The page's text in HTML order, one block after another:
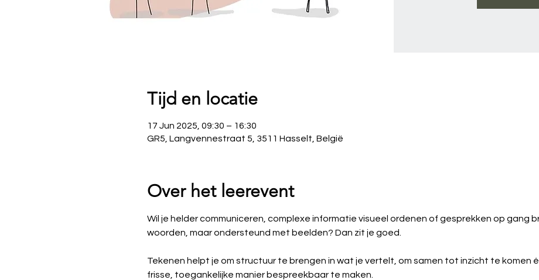
Tijd en locatie
17 Jun 2025, 09:30 – 16:30
GR5, Langvennestraat 5, 3511 Hasselt, België
Over het leerevent
Wil je helder communiceren, complexe informatie visueel ordenen of gesprekken op gang
woorden, maar ondersteund met beelden? Dan zit je goed.
Tekenen helpt je om structuur te brengen in wat je vertelt, om samen tot inzicht te komen
frisse, toegankelijke manier bespreekbaar te maken.